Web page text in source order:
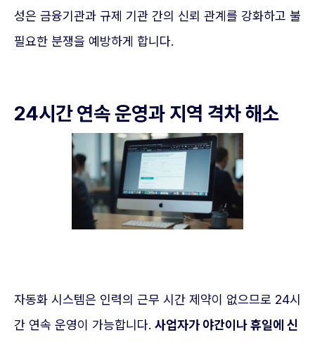
성은 금융기관과 규제 기관 간의 신뢰 관계를 강화하고 불
필요한 분쟁을 예방하게 합니다.
24시간 연속 운영과 지역 격차 해소
자동화 시스템은 인력의 근무 시간 제약이 없으므로 24시
간 연속 운영이 가능합니다. 사업자가 야간이나 휴일에 신